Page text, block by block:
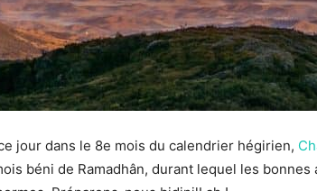
jour dans le 8e mois du calendrier hégirien,
béni de Ramadhân, durant lequel les